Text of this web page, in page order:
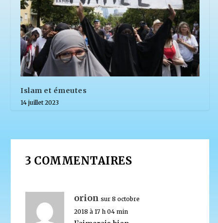
Islam et émeutes
14 juillet 2023
3 COMMENTAIRES
orion sur 8 octobre
2018 à 17 h 04 min